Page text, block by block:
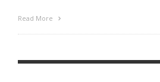
Read More